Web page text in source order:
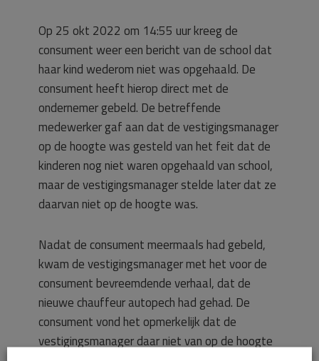
Op 25 okt 2022 om 14:55 uur kreeg de
consument weer een bericht van de school dat
haar kind wederom niet was opgehaald. De
consument heeft hierop direct met de
ondernemer gebeld. De betreffende
medewerker gaf aan dat de vestigingsmanager
op de hoogte was gesteld van het feit dat de
kinderen nog niet waren opgehaald van school,
maar de vestigingsmanager stelde later dat ze
daarvan niet op de hoogte was.
Nadat de consument meermaals had gebeld,
kwam de vestigingsmanager met het voor de
consument bevreemdende verhaal, dat de
nieuwe chauffeur autopech had gehad. De
consument vond het opmerkelijk dat de
vestigingsmanager daar niet van op de hoogte